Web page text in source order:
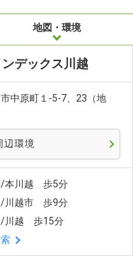
地図・環境
デックス川越
中原町１-5-7、23（地
辺環境
/本川越 歩5分
/川越市 歩9分
/川越 歩15分